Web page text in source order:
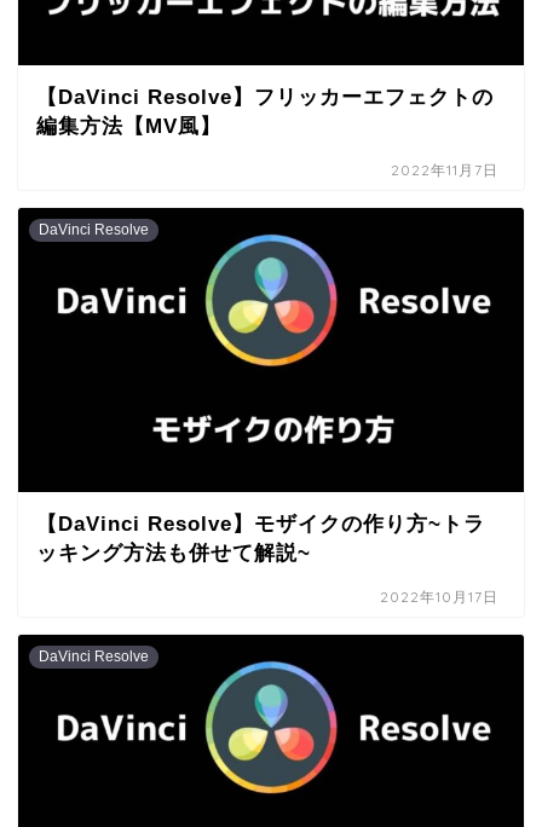
【DaVinci Resolve】フリッカーエフェクトの
編集方法【MV風】
2022年11月7日
DaVinci Resolve
【DaVinci Resolve】モザイクの作り方~トラ
ッキング方法も併せて解説~
2022年10月17日
DaVinci Resolve